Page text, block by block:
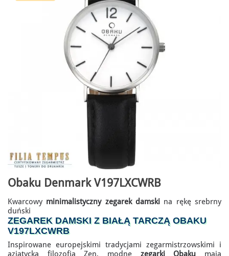
Obaku Denmark V197LXCWRB
Kwarcowy minimalistyczny zegarek damski na rękę srebrny
duński
ZEGAREK DAMSKI Z BIAŁĄ TARCZĄ OBAKU
V197LXCWRB
Inspirowane europejskimi tradycjami zegarmistrzowskimi i
azjatycką filozofią Zen, modne zegarki Obaku mają